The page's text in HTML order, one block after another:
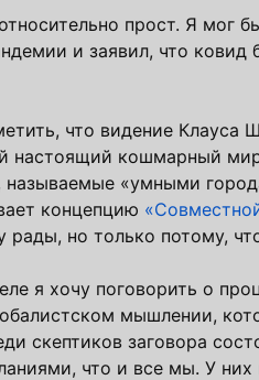
прост. Я мог
и заявил, что ковид
что видение Клауса
настоящий кошмарный
«умными
концепцию
рады, но только потому,
я хочу поговорить о
мышлении,
скептиков заговора
что и все мы. У